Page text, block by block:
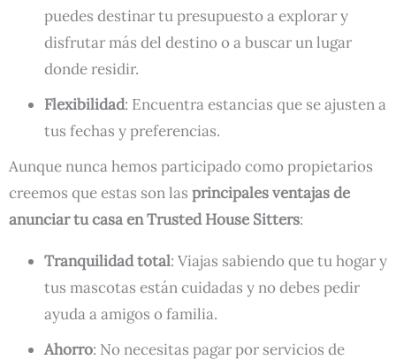
puedes destinar tu presupuesto a explorar y
disfrutar más del destino o a buscar un lugar
donde residir.
Flexibilidad: Encuentra estancias que se ajusten a
tus fechas y preferencias.
Aunque nunca hemos participado como propietarios
creemos que estas son las principales ventajas de
anunciar tu casa en Trusted House Sitters:
Tranquilidad total: Viajas sabiendo que tu hogar y
tus mascotas están cuidadas y no debes pedir
ayuda a amigos o familia.
Ahorro: No necesitas pagar por servicios de